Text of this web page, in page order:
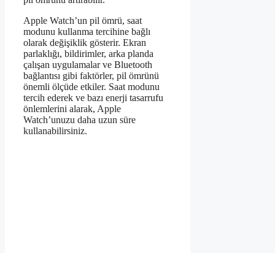
Apple Watch’un pil ömrü, saat
modunu kullanma tercihine bağlı
olarak değişiklik gösterir. Ekran
parlaklığı, bildirimler, arka planda
çalışan uygulamalar ve Bluetooth
bağlantısı gibi faktörler, pil ömrünü
önemli ölçüde etkiler. Saat modunu
tercih ederek ve bazı enerji tasarrufu
önlemlerini alarak, Apple
Watch’unuzu daha uzun süre
kullanabilirsiniz.